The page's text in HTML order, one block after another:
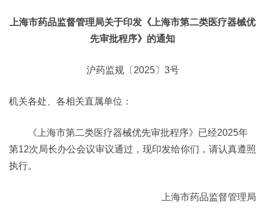
上海市药品监督管理局关于印发《上海市第二类医疗器械优
先审批程序》的通知
沪药监规〔2025〕3号
机关各处、各相关直属单位：
《上海市第二类医疗器械优先审批程序》已经2025年
第12次局长办公会议审议通过，现印发给你们，请认真遵照
执行。
上海市药品监督管理局